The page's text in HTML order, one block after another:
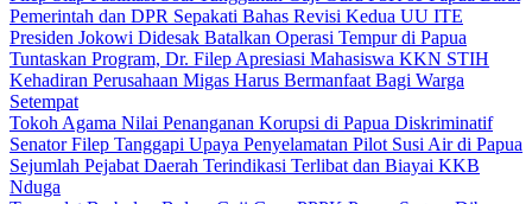
Pemerintah dan DPR Sepakati Bahas Revisi Kedua UU ITE
Presiden Jokowi Didesak Batalkan Operasi Tempur di Papua
Tuntaskan Program, Dr. Filep Apresiasi Mahasiswa KKN STIH
Kehadiran Perusahaan Migas Harus Bermanfaat Bagi Warga
Setempat
Tokoh Agama Nilai Penanganan Korupsi di Papua Diskriminatif
Senator Filep Tanggapi Upaya Penyelamatan Pilot Susi Air di Papua
Sejumlah Pejabat Daerah Terindikasi Terlibat dan Biayai KKB
Nduga